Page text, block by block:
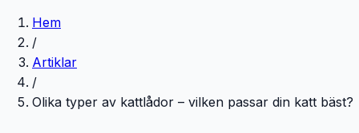
Hem
/
Artiklar
/
Olika typer av kattlådor – vilken passar din katt bäst?